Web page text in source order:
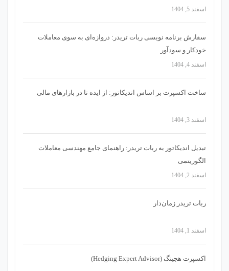
اسفند 5, 1404
سفارش برنامه نویسی ربات تریدر: دروازه‌ای به سوی معاملات
خودکار و سودآور
اسفند 4, 1404
ساخت اکسپرت بر اساس اندیکاتور: از ایده تا در بازارهای مالی
اسفند 3, 1404
تبدیل اندیکاتور به ربات تریدر: راهنمای جامع مهندسی معاملات
الگوریتمی
اسفند 2, 1404
ربات تریدر زمان‌دار
اسفند 1, 1404
اکسپرت هجینگ (Hedging Expert Advisor)